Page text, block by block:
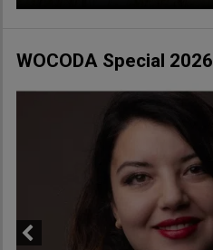
WOCODA Special 2026